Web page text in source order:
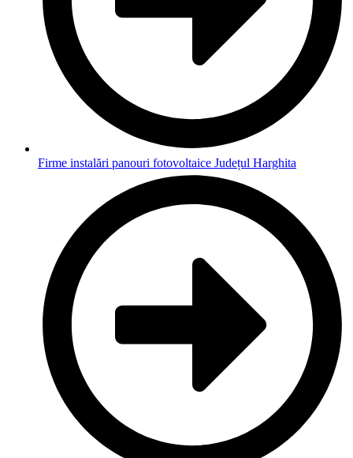
Firme instalări panouri fotovoltaice Județul Harghita